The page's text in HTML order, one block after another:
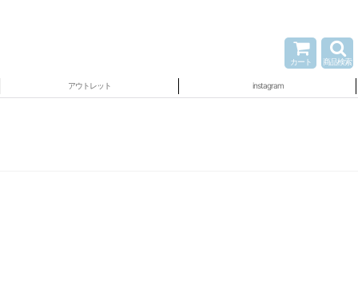
カート 商品検索
アウトレット instagram